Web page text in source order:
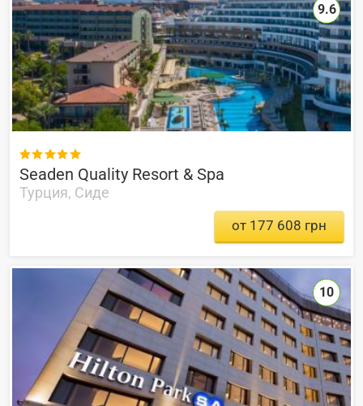

Seaden Quality Resort & Spa
Турция, Сиде
9.6
от 177 608 грн
10